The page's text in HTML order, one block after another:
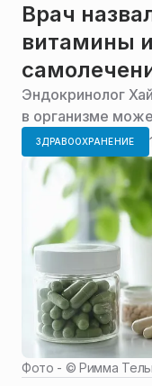
Врач
витамины
Эндокринолог
в организме
ЗДРАВООХРАНЕНИЕ
Фото - ©Римма